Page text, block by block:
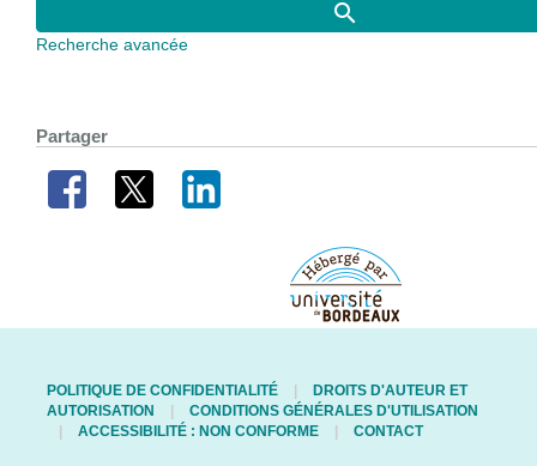
Recherche avancée
Partager
POLITIQUE DE CONFIDENTIALITÉ
DROITS D'AUTEUR ET
AUTORISATION
CONDITIONS GÉNÉRALES D'UTILISATION
ACCESSIBILITÉ : NON CONFORME
CONTACT